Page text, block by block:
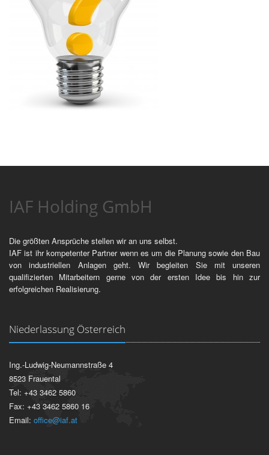
IAF Holding GmbH
Die größten Ansprüche stellen wir an uns selbst.
IAF ist ihr kompetenter Partner wenn es um die Planung sowie den Bau
von industriellen Anlagen geht. Wir begleiten Sie mit unseren
qualifizierten Mitarbeitern gerne von der ersten Idee bis hin zur
erfolgreichen Realisierung.
Niederlassung Österreich
Ing.-Ludwig-Neumannstraße 4
8523 Frauental
Tel: +43 3462 5860
Fax: +43 3462 5860 16
Email: office@iaf.at